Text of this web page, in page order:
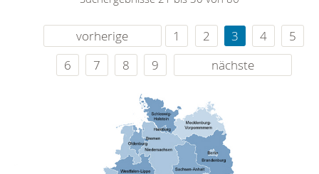
vorherige 1 2 3 4
5
6
7 8 9 nächste